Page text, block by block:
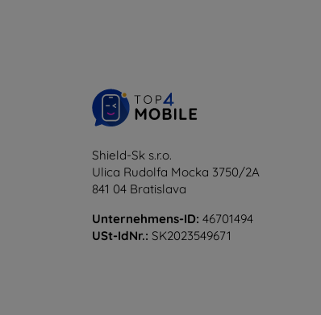
Shield-Sk s.r.o.
Ulica Rudolfa Mocka 3750/2A
841 04 Bratislava
Unternehmens-ID: 46701494
USt-IdNr.: SK2023549671